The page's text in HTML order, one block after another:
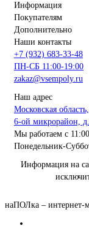
Информация
Покупателям
Дополнительно
Наши контакты
+7 (932) 683-33-48
ПН-СБ 11:00-19:00
zakaz@vsempoly.ru
Наш адрес
Московская
6-ой микрорайон,
Мы работаем с
Понедельник-
Информация на
наПОЛка – интернет-